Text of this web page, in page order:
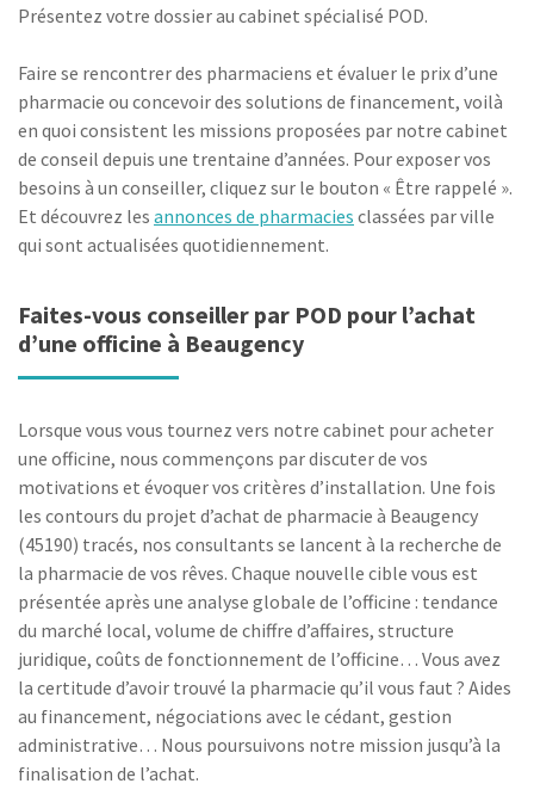
Présentez votre dossier au cabinet spécialisé POD.
Faire se rencontrer des pharmaciens et évaluer le prix d’une
pharmacie ou concevoir des solutions de financement, voilà
en quoi consistent les missions proposées par notre cabinet
de conseil depuis une trentaine d’années. Pour exposer vos
besoins à un conseiller, cliquez sur le bouton « Être rappelé ».
Et découvrez les annonces de pharmacies classées par ville
qui sont actualisées quotidiennement.
Faites-vous conseiller par POD pour l’achat
d’une officine à Beaugency
Lorsque vous vous tournez vers notre cabinet pour acheter
une officine, nous commençons par discuter de vos
motivations et évoquer vos critères d’installation. Une fois
les contours du projet d’achat de pharmacie à Beaugency
(45190) tracés, nos consultants se lancent à la recherche de
la pharmacie de vos rêves. Chaque nouvelle cible vous est
présentée après une analyse globale de l’officine : tendance
du marché local, volume de chiffre d’affaires, structure
juridique, coûts de fonctionnement de l’officine… Vous avez
la certitude d’avoir trouvé la pharmacie qu’il vous faut ? Aides
au financement, négociations avec le cédant, gestion
administrative… Nous poursuivons notre mission jusqu’à la
finalisation de l’achat.